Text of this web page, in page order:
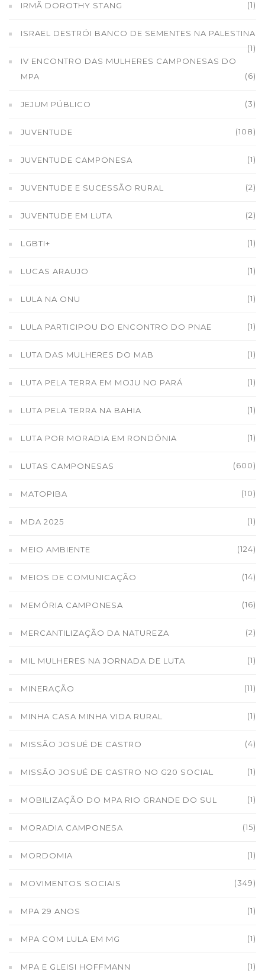
IRMÃ DOROTHY STANG (1)
ISRAEL DESTRÓI BANCO DE SEMENTES NA PALESTINA
(1)
IV ENCONTRO DAS MULHERES CAMPONESAS DO
MPA
(6)
JEJUM PÚBLICO (3)
JUVENTUDE (108)
JUVENTUDE CAMPONESA (1)
JUVENTUDE E SUCESSÃO RURAL (2)
JUVENTUDE EM LUTA (2)
LGBTI+ (1)
LUCAS ARAUJO (1)
LULA NA ONU (1)
LULA PARTICIPOU DO ENCONTRO DO PNAE (1)
LUTA DAS MULHERES DO MAB (1)
LUTA PELA TERRA EM MOJU NO PARÁ (1)
LUTA PELA TERRA NA BAHIA (1)
LUTA POR MORADIA EM RONDÔNIA (1)
LUTAS CAMPONESAS (600)
MATOPIBA (10)
MDA 2025 (1)
MEIO AMBIENTE (124)
MEIOS DE COMUNICAÇÃO (14)
MEMÓRIA CAMPONESA (16)
MERCANTILIZAÇÃO DA NATUREZA (2)
MIL MULHERES NA JORNADA DE LUTA (1)
MINERAÇÃO (11)
MINHA CASA MINHA VIDA RURAL (1)
MISSÃO JOSUÉ DE CASTRO (4)
MISSÃO JOSUÉ DE CASTRO NO G20 SOCIAL (1)
MOBILIZAÇÃO DO MPA RIO GRANDE DO SUL (1)
MORADIA CAMPONESA (15)
MORDOMIA (1)
MOVIMENTOS SOCIAIS (349)
MPA 29 ANOS (1)
MPA COM LULA EM MG (1)
MPA E GLEISI HOFFMANN (1)